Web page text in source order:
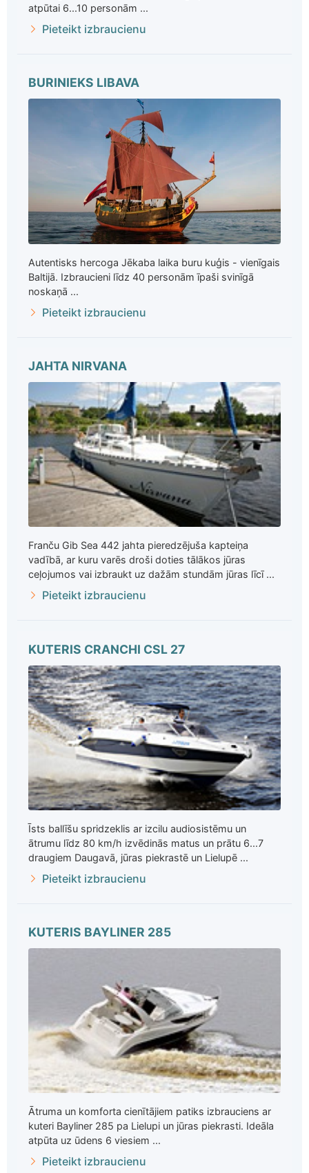
atpūtai 6...10 personām ...
Pieteikt izbraucienu
BURINIEKS LIBAVA
Autentisks hercoga Jēkaba laika buru kuģis - vienīgais
Baltijā. Izbraucieni līdz 40 personām īpaši svinīgā
noskaņā ...
Pieteikt izbraucienu
JAHTA NIRVANA
Franču Gib Sea 442 jahta pieredzējuša kapteiņa
vadībā, ar kuru varēs droši doties tālākos jūras
ceļojumos vai izbraukt uz dažām stundām jūras līcī ...
Pieteikt izbraucienu
KUTERIS CRANCHI CSL 27
Īsts ballīšu spridzeklis ar izcilu audiosistēmu un
ātrumu līdz 80 km/h izvēdinās matus un prātu 6...7
draugiem Daugavā, jūras piekrastē un Lielupē ...
Pieteikt izbraucienu
KUTERIS BAYLINER 285
Ātruma un komforta cienītājiem patiks izbrauciens ar
kuteri Bayliner 285 pa Lielupi un jūras piekrasti. Ideāla
atpūta uz ūdens 6 viesiem ...
Pieteikt izbraucienu